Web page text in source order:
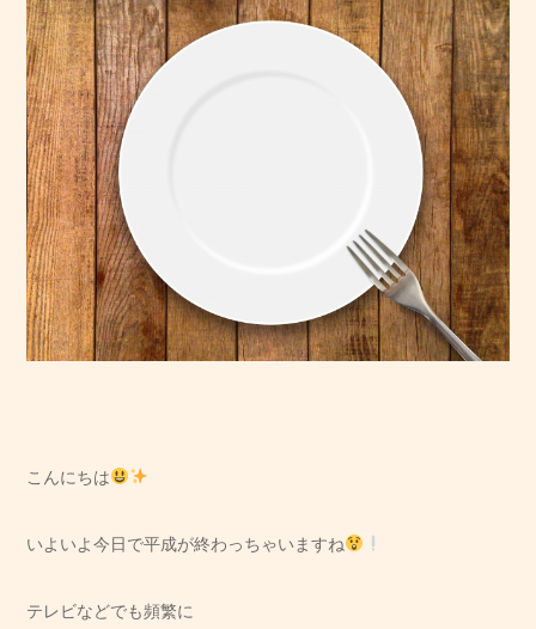
こんにちは
いよいよ今日で平成が終わっちゃいますね
テレビなどでも頻繁に